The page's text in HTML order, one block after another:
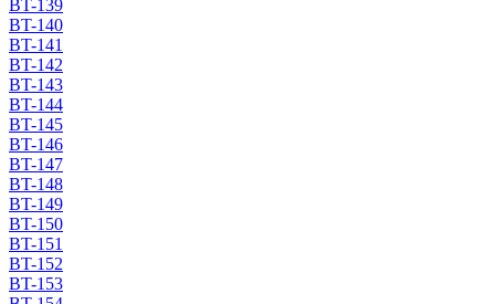
BT-139
BT-140
BT-141
BT-142
BT-143
BT-144
BT-145
BT-146
BT-147
BT-148
BT-149
BT-150
BT-151
BT-152
BT-153